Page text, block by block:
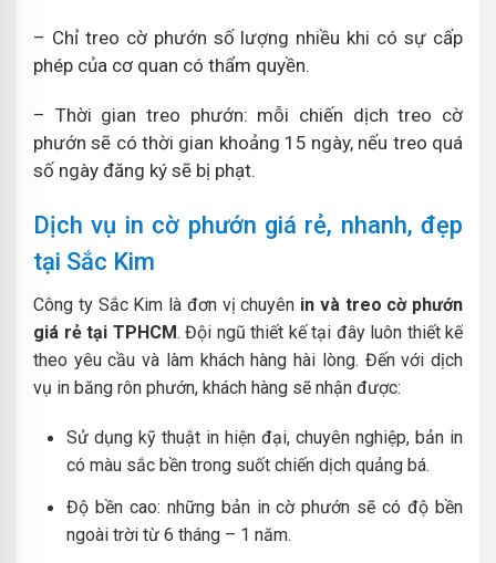
– Chỉ treo cờ phướn số lượng nhiều khi có sự cấp
phép của cơ quan có thẩm quyền.
– Thời gian treo phướn: mỗi chiến dịch treo cờ
phướn sẽ có thời gian khoảng 15 ngày, nếu treo quá
số ngày đăng ký sẽ bị phạt.
Dịch vụ in cờ phướn giá rẻ, nhanh, đẹp
tại Sắc Kim
Công ty Sắc Kim là đơn vị chuyên in và treo cờ phướn
giá rẻ tại TPHCM. Đội ngũ thiết kế tại đây luôn thiết kế
theo yêu cầu và làm khách hàng hài lòng. Đến với dịch
vụ in băng rôn phướn, khách hàng sẽ nhận được:
Sử dụng kỹ thuật in hiện đại, chuyên nghiệp, bản in
có màu sắc bền trong suốt chiến dịch quảng bá.
Độ bền cao: những bản in cờ phướn sẽ có độ bền
ngoài trời từ 6 tháng – 1 năm.